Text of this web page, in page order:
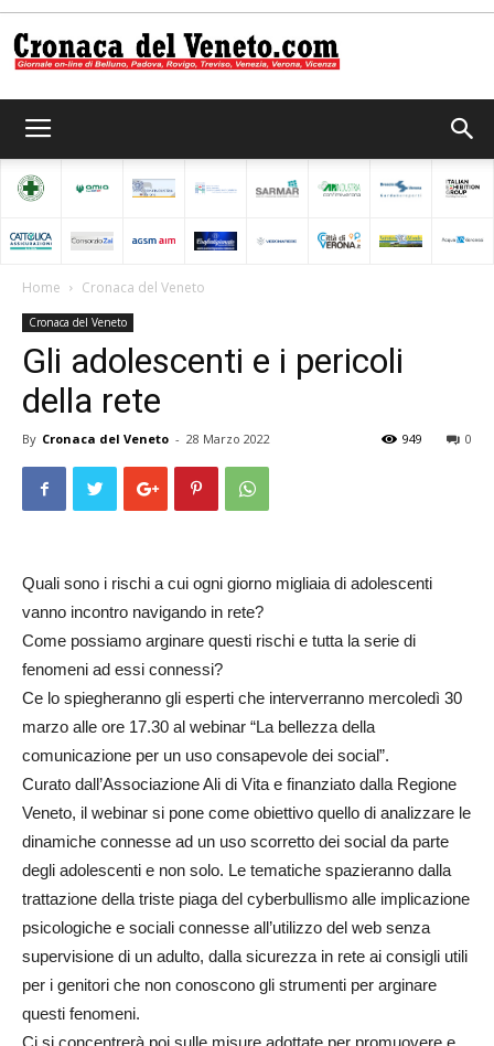
del
Home Cronaca del Veneto
Cronaca del Veneto
Gli adolescenti e i pericoli
della rete
By Cronaca del Veneto - 28 Marzo 2022 0
949
Quali sono i rischi a cui ogni giorno migliaia di adolescenti
vanno incontro navigando in rete?
Come possiamo arginare questi rischi e tutta la serie di
fenomeni ad essi connessi?
Ce lo spiegheranno gli esperti che interverranno mercoledì 30
marzo alle ore 17.30 al webinar “La bellezza della
comunicazione per un uso consapevole dei social”.
Curato dall’Associazione Ali di Vita e finanziato dalla Regione
Veneto, il webinar si pone come obiettivo quello di analizzare le
dinamiche connesse ad un uso scorretto dei social da parte
degli adolescenti e non solo. Le tematiche spazieranno dalla
trattazione della triste piaga del cyberbullismo alle implicazione
psicologiche e sociali connesse all’utilizzo del web senza
supervisione di un adulto, dalla sicurezza in rete ai consigli utili
per i genitori che non conoscono gli strumenti per arginare
questi fenomeni.
Ci si concentrerà poi sulle misure adottate per promuovere e